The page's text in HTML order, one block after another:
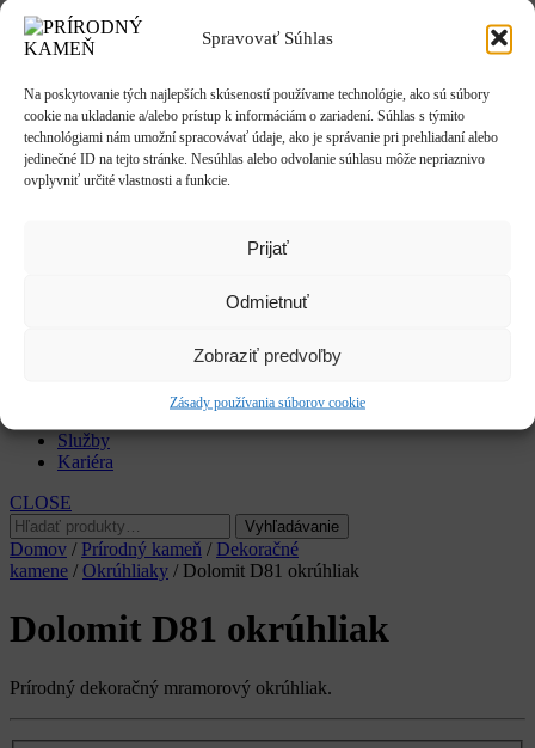
Spravovať Súhlas
Na poskytovanie tých najlepších skúseností používame technológie, ako sú súbory
cookie na ukladanie a/alebo prístup k informáciám o zariadení. Súhlas s týmito
technológiami nám umožní spracovávať údaje, ako je správanie pri prehliadaní alebo
jedinečné ID na tejto stránke. Nesúhlas alebo odvolanie súhlasu môže nepriaznivo
ovplyvniť určité vlastnosti a funkcie.
Prijať
Odmietnuť
Zobraziť predvoľby
Zásady používania súborov cookie
Krbové doplnky
Kvetináče & Záhony
CLASSIC
LUX
SMART
Vyvýšené záhony
Studne / fontány
Umenie
Striešky & Parapety
Služby
Kariéra
CLOSE
Hľadať:
Vyhľadávanie
Domov / Prírodný kameň / Dekoračné
kamene / Okrúhliaky / Dolomit D81 okrúhliak
Dolomit D81 okrúhliak
Prírodný dekoračný mramorový okrúhliak.